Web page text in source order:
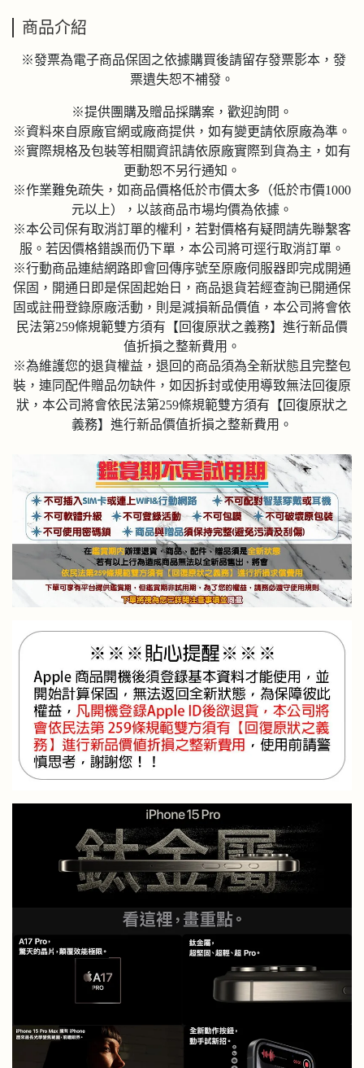
商品介紹
※發票為電子商品保固之依據購買後請留存發票影本，發
票遺失恕不補發。
※提供團購及贈品採購案，歡迎詢問。
※資料來自原廠官網或廠商提供，如有變更請依原廠為準。
※實際規格及包裝等相關資訊請依原廠實際到貨為主，如有
更動恕不另行通知。
※作業難免疏失，如商品價格低於市價太多（低於市價1000
元以上），以該商品市場均價為依據。
※本公司保有取消訂單的權利，若對價格有疑問請先聯繫客
服。若因價格錯誤而仍下單，本公司將可逕行取消訂單。
※行動商品連結網路即會回傳序號至原廠伺服器即完成開通
保固，開通日即是保固起始日，商品退貨若經查詢已開通保
固或註冊登錄原廠活動，則是減損新品價值，本公司將會依
民法第259條規範雙方須有【回復原狀之義務】進行新品價
值折損之整新費用。
※為維護您的退貨權益，退回的商品須為全新狀態且完整包
裝，連同配件贈品勿缺件，如因拆封或使用導致無法回復原
狀，本公司將會依民法第259條規範雙方須有【回復原狀之
義務】進行新品價值折損之整新費用。